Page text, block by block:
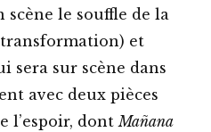
le souffle de la
et
sera sur scène dans
avec deux pièces
l’espoir, dontMañana